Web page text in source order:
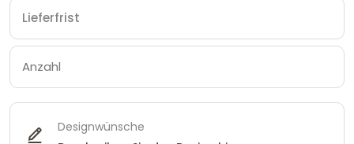
Designwünsche